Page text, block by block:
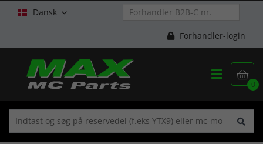
Dansk 
Forhandler-login

0
